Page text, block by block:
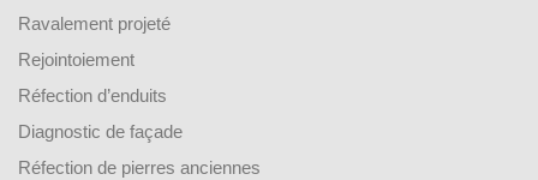
Ravalement projeté
Rejointoiement
Réfection d’enduits
Diagnostic de façade
Réfection de pierres anciennes